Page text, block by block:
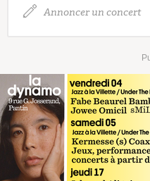
Annoncer un concert